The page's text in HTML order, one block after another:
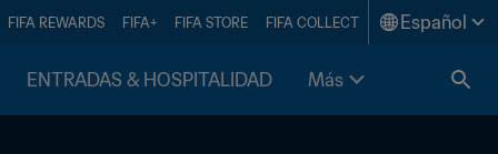
FIFA REWARDS FIFA+ FIFA STORE FIFA COLLECT Español
ENTRADAS & HOSPITALIDAD Más